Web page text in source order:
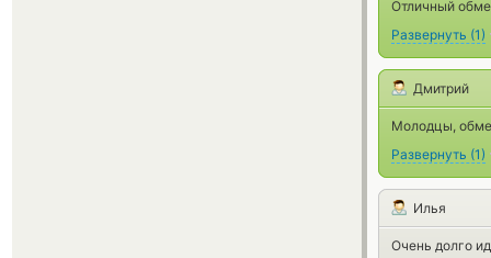
Отличный
Развернуть (1)
Дмитрий
Молодцы,
Развернуть (1)
Илья
Очень долго